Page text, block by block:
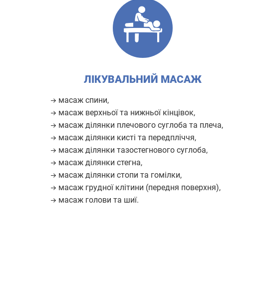
ЛІКУВАЛЬНИЙ МАСАЖ
масаж спини,
масаж верхньої та нижньої кінцівок,
масаж ділянки плечового суглоба та плеча,
масаж ділянки кисті та передпліччя,
масаж ділянки тазостегнового суглоба,
масаж ділянки стегна,
масаж ділянки стопи та гомілки,
масаж грудної клітини (передня поверхня),
масаж голови та шиї.